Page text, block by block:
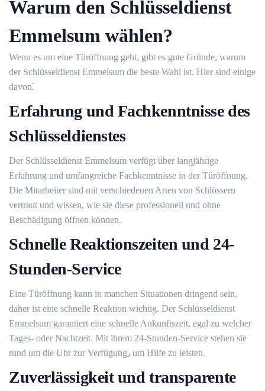
Warum den Schlüsseldienst
Emmelsum wählen?​
Wenn es um eine Türöffnung geht, gibt es gute Gründe, warum
der Schlüsseldienst Emmelsum die beste Wahl ist.​ Hier sind einige
davon⁚
Erfahrung und Fachkenntnisse des
Schlüsseldienstes
Der Schlüsseldienst Emmelsum verfügt über langjährige
Erfahrung und umfangreiche Fachkenntnisse in der Türöffnung.​
Die Mitarbeiter sind mit verschiedenen Arten von Schlössern
vertraut und wissen, wie sie diese professionell und ohne
Beschädigung öffnen können.​
Schnelle Reaktionszeiten und 24-
Stunden-Service
Eine Türöffnung kann in manchen Situationen dringend sein,
daher ist eine schnelle Reaktion wichtig. Der Schlüsseldienst
Emmelsum garantiert eine schnelle Ankunftszeit, egal zu welcher
Tages- oder Nachtzeit.​ Mit ihrem 24-Stunden-Service stehen sie
rund um die Uhr zur Verfügung٫ um Hilfe zu leisten.​
Zuverlässigkeit und transparente